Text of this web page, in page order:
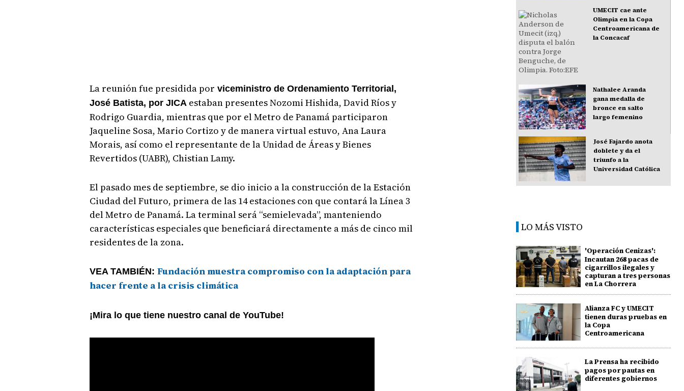
La reunión fue presidida por viceministro de Ordenamiento Territorial,
José Batista, por JICA estaban presentes Nozomi Hishida, David Ríos y
Rodrigo Guardia, mientras que por el Metro de Panamá participaron
Jaqueline Sosa, Mario Cortizo y de manera virtual estuvo, Ana Laura
Morais, así como el representante de la Unidad de Áreas y Bienes
Revertidos (UABR), Chistian Lamy.
El pasado mes de septiembre, se dio inicio a la construcción de la Estación
Ciudad del Futuro, primera de las 14 estaciones con que contará la Línea 3
del Metro de Panamá. La terminal será “semielevada”, manteniendo
características especiales que beneficiará directamente a más de cinco mil
residentes de la zona.
VEA TAMBIÉN: Fundación muestra compromiso con la adaptación para
hacer frente a la crisis climática
¡Mira lo que tiene nuestro canal de YouTube!
UMECIT cae ante
Olimpia en la Copa
Centroamericana de
la Concacaf
Nathalee Aranda
gana medalla de
bronce en salto
largo femenino
José Fajardo anota
doblete y da el
triunfo a la
Universidad Católica
LO MÁS VISTO
'Operación Cenizas':
Incautan 268 pacas de
cigarrillos ilegales y
capturan a tres personas
en La Chorrera
Alianza FC y UMECIT
tienen duras pruebas en
la Copa
Centroamericana
La Prensa ha recibido
pagos por pautas en
diferentes gobiernos